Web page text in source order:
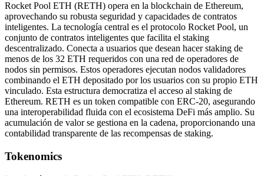
Rocket Pool ETH (RETH) opera en la blockchain de Ethereum,
aprovechando su robusta seguridad y capacidades de contratos
inteligentes. La tecnología central es el protocolo Rocket Pool, un
conjunto de contratos inteligentes que facilita el staking
descentralizado. Conecta a usuarios que desean hacer staking de
menos de los 32 ETH requeridos con una red de operadores de
nodos sin permisos. Estos operadores ejecutan nodos validadores
combinando el ETH depositado por los usuarios con su propio ETH
vinculado. Esta estructura democratiza el acceso al staking de
Ethereum. RETH es un token compatible con ERC-20, asegurando
una interoperabilidad fluida con el ecosistema DeFi más amplio. Su
acumulación de valor se gestiona en la cadena, proporcionando una
contabilidad transparente de las recompensas de staking.
Tokenomics